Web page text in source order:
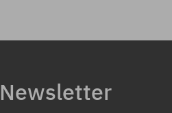
Newsletter